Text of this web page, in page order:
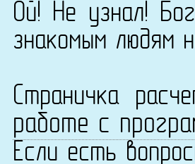
Ой! Не узнал!
знакомым людям
Страничка
работе с
Если есть